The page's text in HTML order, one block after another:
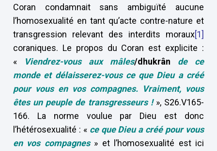
Coran condamnait sans ambiguïté aucune
l’homosexualité en tant qu’acte contre-nature et
transgression relevant des interdits moraux[1]
coraniques. Le propos du Coran est explicite :
«
Viendrez-vous aux mâles/dhukrân
de ce
monde et délaisserez-vous ce que Dieu a créé
pour vous en vos compagnes. Vraiment, vous
êtes un peuple de transgresseurs ! », S26.V165-
166. La norme voulue par Dieu est donc
l’hétérosexualité : «ce que Dieu a créé pour vous
en vos compagnes » et l’homosexualité est ici